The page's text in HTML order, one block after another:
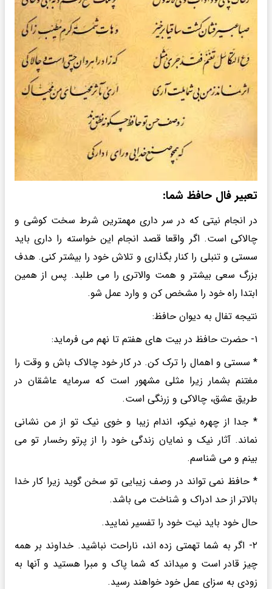
تعبیر فال حافظ شما:
در انجام نیتی که در سر داری مهمترین شرط سخت کوشی و
چالاکی است. اگر واقعا قصد انجام این خواسته را داری باید
سستی و تنبلی را کنار بگذاری و تلاش خود را بیشتر کنی. هدف
بزرگ سعی بیشتر و همت والاتری را می طلبد. پس از همین
ابتدا راه خود را مشخص کن و وارد عمل شو.
نتیجه تفال به دیوان حافظ:
۱- حضرت حافظ در بیت های هفتم تا نهم می فرماید:
* سستی و اهمال را ترک کن. در کار خود چالاک باش و وقت را
مغتنم بشمار زیرا مثلی مشهور است که سرمایه عاشقان در
طریق عشق، چالاکی و زرنگی است.
* جدا از چهره نیکو، اندام زیبا و خوی نیک تو از من نشانی
نماند. آثار نیک و نمایان زندگی خود را از پرتو رخسار تو می
بینم و می شناسم.
* حافظ نمی تواند در وصف زیبایی تو سخن گوید زیرا کار خدا
بالاتر از حد ادراک و شناخت می باشد.
حال خود باید نیت خود را تفسیر نمایید.
۲- اگر به شما تهمتی زده اند، ناراحت نباشید. خداوند بر همه
چیز قادر است و میداند که شما پاک و مبرا هستید و آنها به
زودی به سزای عمل خود خواهند رسید.